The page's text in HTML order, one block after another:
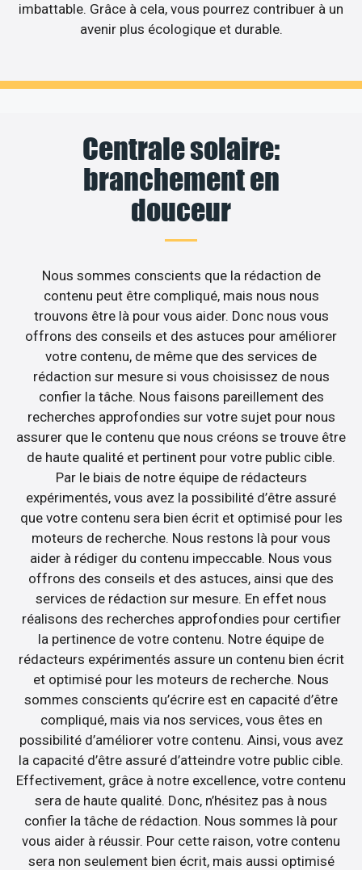
imbattable. Grâce à cela, vous pourrez contribuer à un
avenir plus écologique et durable.
Centrale solaire:
branchement en
douceur
Nous sommes conscients que la rédaction de
contenu peut être compliqué, mais nous nous
trouvons être là pour vous aider. Donc nous vous
offrons des conseils et des astuces pour améliorer
votre contenu, de même que des services de
rédaction sur mesure si vous choisissez de nous
confier la tâche. Nous faisons pareillement des
recherches approfondies sur votre sujet pour nous
assurer que le contenu que nous créons se trouve être
de haute qualité et pertinent pour votre public cible.
Par le biais de notre équipe de rédacteurs
expérimentés, vous avez la possibilité d’être assuré
que votre contenu sera bien écrit et optimisé pour les
moteurs de recherche. Nous restons là pour vous
aider à rédiger du contenu impeccable. Nous vous
offrons des conseils et des astuces, ainsi que des
services de rédaction sur mesure. En effet nous
réalisons des recherches approfondies pour certifier
la pertinence de votre contenu. Notre équipe de
rédacteurs expérimentés assure un contenu bien écrit
et optimisé pour les moteurs de recherche. Nous
sommes conscients qu’écrire est en capacité d’être
compliqué, mais via nos services, vous êtes en
possibilité d’améliorer votre contenu. Ainsi, vous avez
la capacité d’être assuré d’atteindre votre public cible.
Effectivement, grâce à notre excellence, votre contenu
sera de haute qualité. Donc, n’hésitez pas à nous
confier la tâche de rédaction. Nous sommes là pour
vous aider à réussir. Pour cette raison, votre contenu
sera non seulement bien écrit, mais aussi optimisé